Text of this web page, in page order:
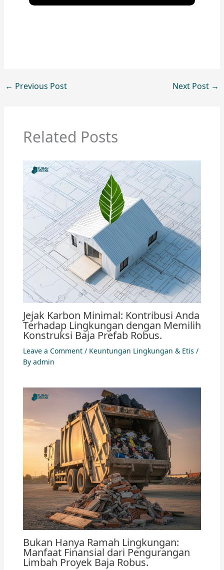
← Previous Post Next Post →
Related Posts
Jejak Karbon Minimal: Kontribusi Anda
Terhadap Lingkungan dengan Memilih
Konstruksi Baja Prefab Robus.
Leave a Comment / Keuntungan Lingkungan & Etis /
By admin
Bukan Hanya Ramah Lingkungan:
Manfaat Finansial dari Pengurangan
Limbah Proyek Baja Robus.